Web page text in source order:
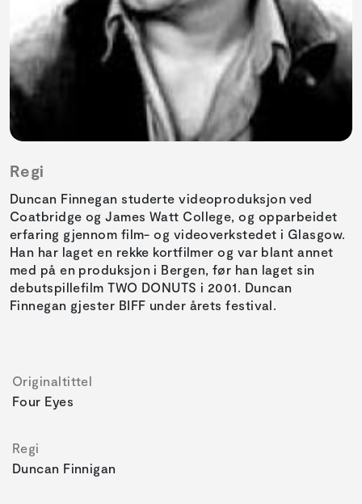
Regi
Duncan Finnegan studerte videoproduksjon ved
Coatbridge og James Watt College, og opparbeidet
erfaring gjennom film- og videoverkstedet i Glasgow.
Han har laget en rekke kortfilmer og var blant annet
med på en produksjon i Bergen, før han laget sin
debutspillefilm TWO DONUTS i 2001. Duncan
Finnegan gjester BIFF under årets festival.
Originaltittel
Four Eyes
Regi
Duncan Finnigan